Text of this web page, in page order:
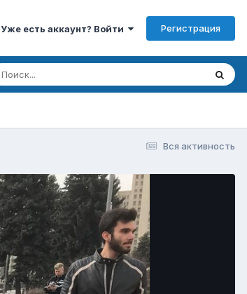
Уже есть аккаунт? Войти Регистрация
Вся активность